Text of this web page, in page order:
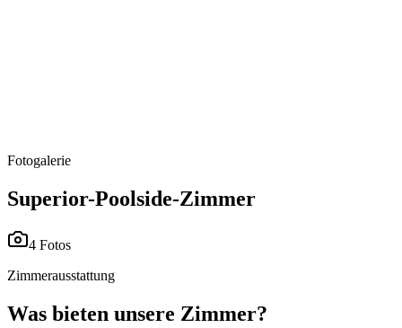
Fotogalerie
Superior-Poolside-Zimmer
4 Fotos
Zimmerausstattung
Was bieten unsere Zimmer?